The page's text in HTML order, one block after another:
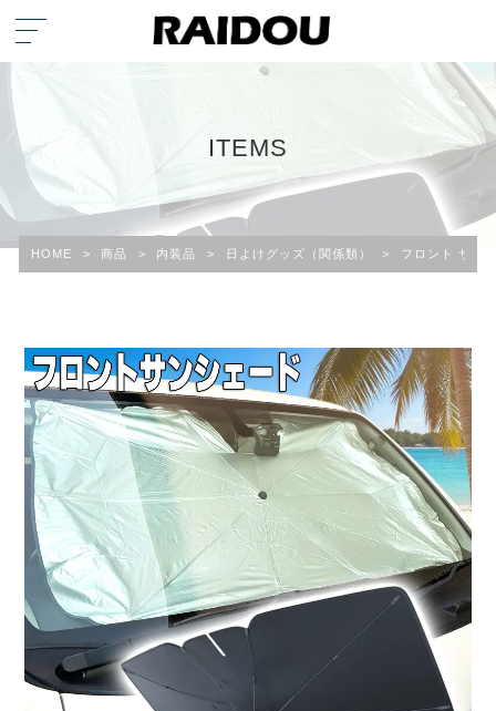
ITEMS
HOME > 商品 > 内装品 > 日よけグッズ（関係類） > フロント サン